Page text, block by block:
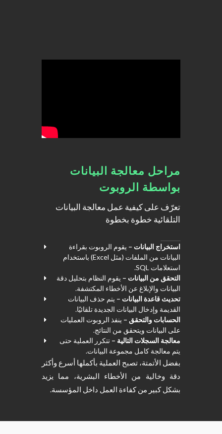
مراحل معالجة البيانات
بواسطة الروبوت
تعرّف على كيفية عمل معالجة البيانات
التلقائية خطوة بخطوة
استخراج البيانات – يقوم الروبوت بقراءة
البيانات من الملفات (مثل Excel) باستخدام
استعلامات SQL.
التحقق من البيانات – يقوم النظام بتحليل دقة
البيانات والإبلاغ عن الأخطاء المكتشفة.
تحديث قاعدة البيانات – يتم حذف البيانات
القديمة وإدخال البيانات الجديدة تلقائيًا.
الحسابات والتحقق – ينفذ الروبوت العمليات
على البيانات ويتحقق من النتائج.
معالجة السجلات التالية – تتكرر العملية حتى
يتم معالجة كامل مجموعة البيانات.
بفضل الأتمتة، تصبح العملية بأكملها أسرع وأكثر
دقة وخالية من الأخطاء البشرية، مما يزيد
بشكل كبير من كفاءة العمل داخل المؤسسة.